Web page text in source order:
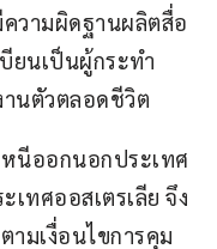
วามผิดฐานผลิตสื่อ
ยนเป็นผู้กระทำ
านตัวตลอดชีวิต
นีออกนอกประเทศ
ทศออสเตรเลีย จึง
มเงื่อนไขการคุม